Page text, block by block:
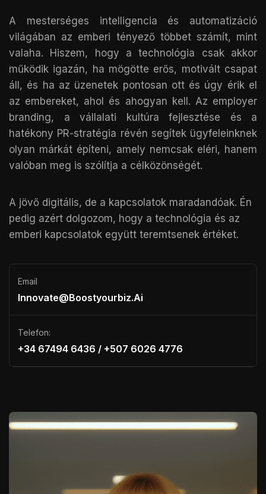
A mesterséges intelligencia és automatizáció
világában az emberi tényező többet számít, mint
valaha. Hiszem, hogy a technológia csak akkor
működik igazán, ha mögötte erős, motivált csapat
áll, és ha az üzenetek pontosan ott és úgy érik el
az embereket, ahol és ahogyan kell. Az employer
branding, a vállalati kultúra fejlesztése és a
hatékony PR-stratégia révén segítek ügyfeleinknek
olyan márkát építeni, amely nemcsak eléri, hanem
valóban meg is szólítja a célközönségét.
A jövő digitális, de a kapcsolatok maradandóak. Én
pedig azért dolgozom, hogy a technológia és az
emberi kapcsolatok együtt teremtsenek értéket.
Email
Innovate@boostyourbiz.ai
Telefon:
+34 67494 6436 / +507 6026 4776